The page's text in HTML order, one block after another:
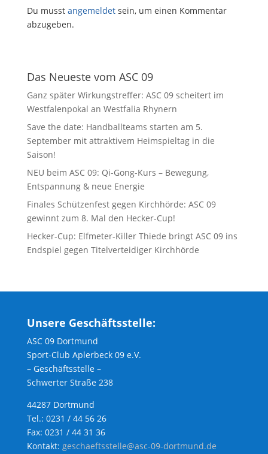
Du musst angemeldetsein, um einen Kommentar
abzugeben.
Das Neueste vom ASC 09
Ganz später Wirkungstreffer: ASC 09 scheitert im
Westfalenpokal an Westfalia Rhynern
Save the date: Handballteams starten am 5.
September mit attraktivem Heimspieltag in die
Saison!
NEU beim ASC 09: Qi-Gong-Kurs – Bewegung,
Entspannung & neue Energie
Finales Schützenfest gegen Kirchhörde: ASC 09
gewinnt zum 8. Mal den Hecker-Cup!
Hecker-Cup: Elfmeter-Killer Thiede bringt ASC 09 ins
Endspiel gegen Titelverteidiger Kirchhörde
Unsere Geschäftsstelle:
ASC 09 Dortmund
Sport-Club Aplerbeck 09 e.V.
– Geschäftsstelle –
Schwerter Straße 238
44287 Dortmund
Tel.: 0231 / 44 56 26
Fax: 0231 / 44 31 36
Kontakt: geschaeftsstelle@asc-09-dortmund.de